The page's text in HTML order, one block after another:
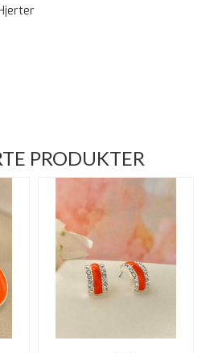
PRODUKTER